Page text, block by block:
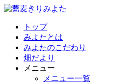
トップ
みよたとは
みよたのこだわり
畑だより
メニュー
メニュー一覧